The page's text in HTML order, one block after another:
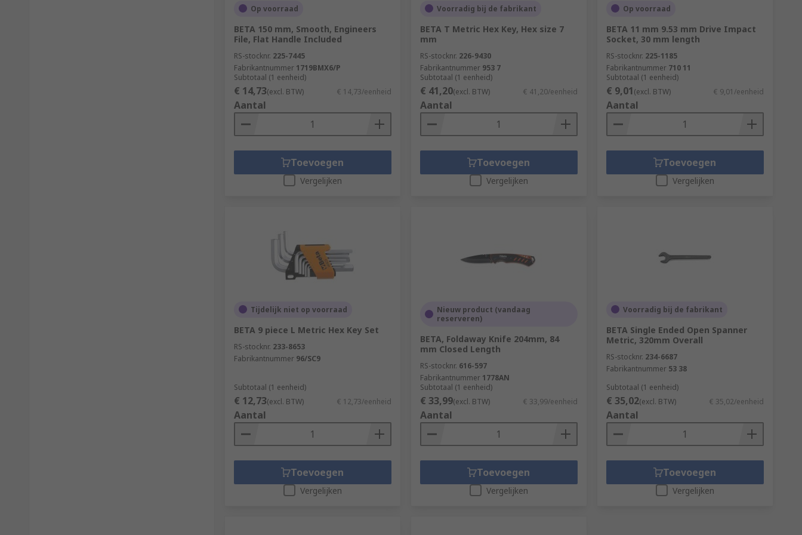
Op voorraad
BETA 150 mm, Smooth, Engineers
File, Flat Handle Included
RS-stocknr. 225-7445
Fabrikantnummer 1719BMX6/P
Subtotaal (1 eenheid)
€ 14,73(excl. BTW) € 14,73/eenheid
Aantal
Toevoegen
Vergelijken
Voorradig bij de fabrikant
BETA T Metric Hex Key, Hex size 7
mm
RS-stocknr. 226-9430
Fabrikantnummer 953 7
Subtotaal (1 eenheid)
€ 41,20(excl. BTW) € 41,20/eenheid
Aantal
Toevoegen
Vergelijken
Op voorraad
BETA 11 mm 9.53 mm Drive Impact
Socket, 30 mm length
RS-stocknr. 225-1185
Fabrikantnummer 710 11
Subtotaal (1 eenheid)
€ 9,01(excl. BTW) € 9,01/eenheid
Aantal
Toevoegen
Vergelijken
Tijdelijk niet op voorraad
BETA 9 piece L Metric Hex Key Set
RS-stocknr. 233-8653
Fabrikantnummer 96/SC9
Subtotaal (1 eenheid)
€ 12,73(excl. BTW) € 12,73/eenheid
Aantal
Toevoegen
Vergelijken
Nieuw product (vandaag
reserveren)
BETA, Foldaway Knife 204mm, 84
mm Closed Length
RS-stocknr. 616-597
Fabrikantnummer 1778AN
Subtotaal (1 eenheid)
€ 33,99(excl. BTW) € 33,99/eenheid
Aantal
Toevoegen
Vergelijken
Voorradig bij de fabrikant
BETA Single Ended Open Spanner
Metric, 320mm Overall
RS-stocknr. 234-6687
Fabrikantnummer 53 38
Subtotaal (1 eenheid)
€ 35,02(excl. BTW) € 35,02/eenheid
Aantal
Toevoegen
Vergelijken